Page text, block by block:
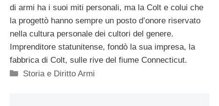
di armi ha i suoi miti personali, ma la Colt e colui che
la progettò hanno sempre un posto d’onore riservato
nella cultura personale dei cultori del genere.
Imprenditore statunitense, fondò la sua impresa, la
fabbrica di Colt, sulle rive del fiume Connecticut.
Categorie
Storia e Diritto Armi